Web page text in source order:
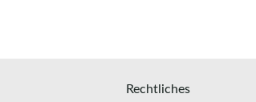
Rechtliches